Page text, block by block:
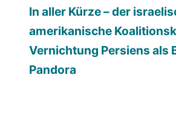
In aller Kürze – der
amerikanische
Vernichtung Persiens als
Pandora